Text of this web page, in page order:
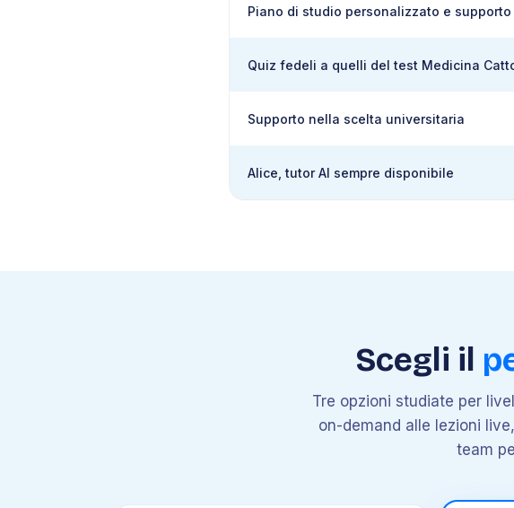
Piano di studio personalizzato e
Quiz fedeli a quelli del test Medicina
Supporto nella scelta universitaria
Alice, tutor AI sempre disponibile
Scegli il
Tre opzioni studiate per
on-demand alle lezioni
team